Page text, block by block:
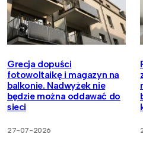
Grecja dopuści
fotowoltaikę i magazyn na
balkonie. Nadwyżek nie
będzie można oddawać do
sieci
27-07-2026